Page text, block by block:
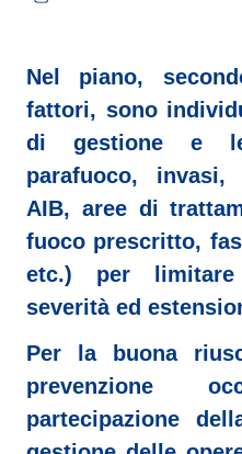
Nel piano,
fattori, sono
di gestione e
parafuoco,
AIB, aree di
fuoco prescritto,
etc.) per
severità ed
Per la buona
prevenzione
partecipazione